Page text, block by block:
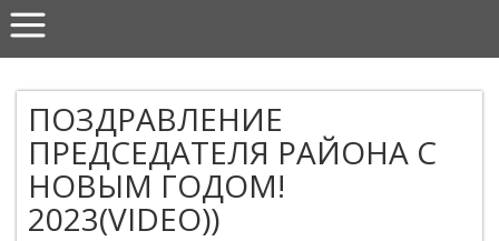
ПОЗДРАВЛЕНИЕ
ПРЕДСЕДАТЕЛЯ РАЙОНА С
НОВЫМ ГОДОМ!
2023(VIDEO))